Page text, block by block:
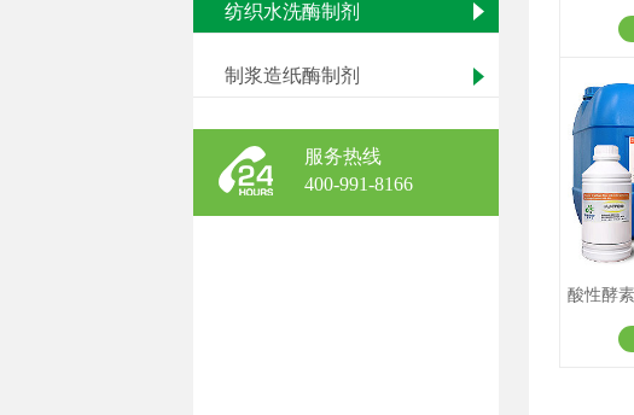
纺织水洗酶制剂
制浆造纸酶制剂
服务热线
400-991-8166